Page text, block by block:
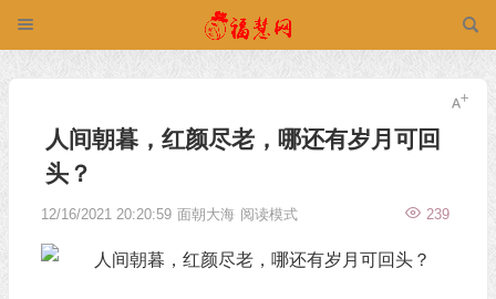
人间朝暮，红颜尽老，哪还有岁月可回
头？
12/16/2021 20:20:59 面朝大海 239
阅读模式